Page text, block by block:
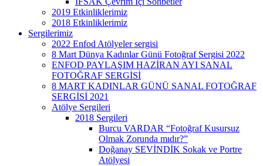
2019 Etkinliklerimiz
2018 Etkinliklerimiz
Sergilerimiz
2022 Enfod Atölyeler sergisi
8 Mart Dünya Kadınlar Günü Fotoğraf Sergisi 2022
ENFOD PAYLAŞIM HAZİRAN AYI SANAL
FOTOĞRAF SERGİSİ
8 MART KADINLAR GÜNÜ SANAL FOTOĞRAF
SERGİSİ 2021
Atölye Sergileri
2018 Sergileri
Burcu VARDAR “Fotoğraf Kusursuz
Olmak Zorunda mıdır?”
Doğanay SEVİNDİK Sokak ve Portre
Atölyesi